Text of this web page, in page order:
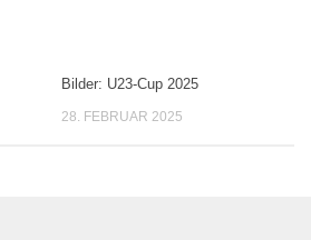
Bilder: U23-Cup 2025
28. FEBRUAR 2025